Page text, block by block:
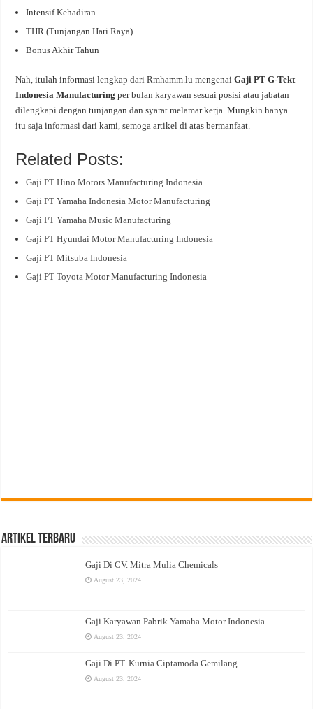
Intensif Kehadiran
THR (Tunjangan Hari Raya)
Bonus Akhir Tahun
Nah, itulah informasi lengkap dari Rmhamm.lu mengenaiGaji PT G-Tekt
Indonesia Manufacturingper bulan karyawan sesuai posisi atau jabatan
dilengkapi dengan tunjangan dan syarat melamar kerja. Mungkin hanya
itu saja informasi dari kami, semoga artikel di atas bermanfaat.
Related Posts:
Gaji PT Hino Motors Manufacturing Indonesia
Gaji PT Yamaha Indonesia Motor Manufacturing
Gaji PT Yamaha Music Manufacturing
Gaji PT Hyundai Motor Manufacturing Indonesia
Gaji PT Mitsuba Indonesia
Gaji PT Toyota Motor Manufacturing Indonesia
Artikel Terbaru
Gaji Di CV. Mitra Mulia Chemicals
August 23, 2024
Gaji Karyawan Pabrik Yamaha Motor Indonesia
August 23, 2024
Gaji Di PT. Kurnia Ciptamoda Gemilang
August 23, 2024